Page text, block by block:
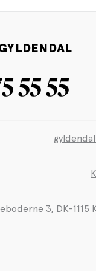
55 55
3, DK-1115